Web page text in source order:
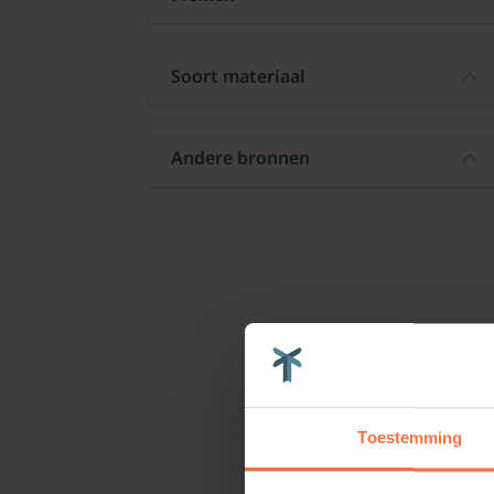
Toestemming
Soort materiaal
Andere bronnen